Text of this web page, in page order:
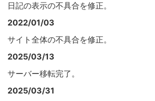
日記の表示の不具合を修正。
2022/01/03
サイト全体の不具合を修正。
2025/03/13
サーバー移転完了。
2025/03/31